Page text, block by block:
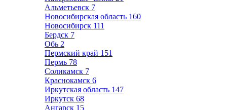
Альметьевск 7
Новосибирская область 160
Новосибирск 111
Бердск 7
Обь 2
Пермский край 151
Пермь 78
Соликамск 7
Краснокамск 6
Иркутская область 147
Иркутск 68
Ангарск 15